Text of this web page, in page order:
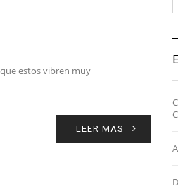
estos vibren muy
LEER MAS